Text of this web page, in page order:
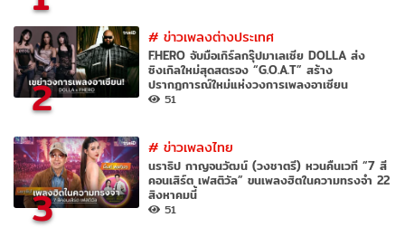
2
#ข่าวเพลงต่างประเทศ
F.HERO จับมือเกิร์ลกรุ๊ปมาเลเซีย DOLLA ส่ง
ซิงเกิลใหม่สุดสตรอง “G.O.A.T” สร้าง
ปรากฏการณ์ใหม่แห่งวงการเพลงอาเซียน
51
3
#ข่าวเพลงไทย
นราธิป กาญจนวัฒน์ (วงชาตรี) หวนคืนเวที “7 สี
คอนเสิร์ต เฟสติวัล” ขนเพลงฮิตในความทรงจำ 22
สิงหาคมนี้
51